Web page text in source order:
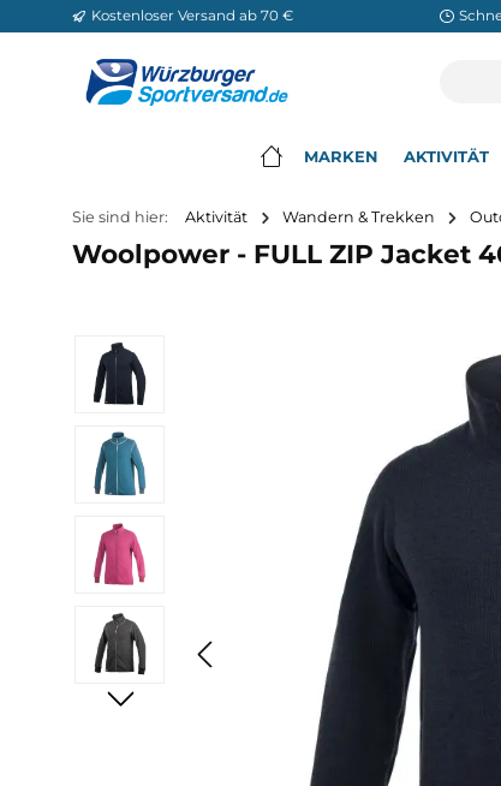
Hauptinhalt springen
Zur Suche springen
Zur Hauptnavigation springen
Kostenloser Versand ab 70 €
Sie sind hier: Aktivität Wandern & Trekken
Bildergalerie überspringen